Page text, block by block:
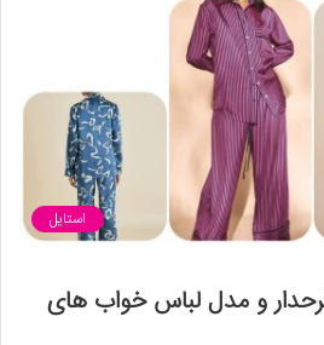
استایل
و مدل لباس خواب های